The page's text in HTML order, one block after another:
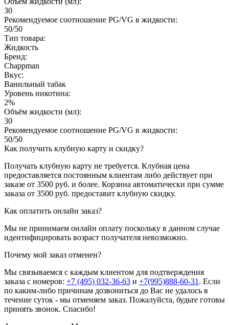
30
Рекомендуемое соотношение PG/VG в жидкости:
50/50
Тип товара:
Жидкость
Бренд:
Chappman
Вкус:
Ванильный табак
Уровень никотина:
2%
Объём жидкости (мл):
30
Рекомендуемое соотношение PG/VG в жидкости:
50/50
Как получить клубную карту и скидку?
Получать клубную карту не требуется. Клубная цена
предоставляется постоянным клиентам либо действует при
заказе от 3500 руб. и более. Корзина автоматически при сумме
заказа от 3500 руб. предоставит клубную скидку.
Как оплатить онлайн заказ?
Мы не принимаем онлайн оплату поскольку в данном случае
идентифицировать возраст получателя невозможно.
Почему мой заказ отменен?
Мы связываемся с каждым клиентом для подтверждения
заказа с номеров: +7 (495) 032-36-63 и +7(995)888-60-31 . Если
по каким-либо причинам дозвониться до Вас не удалось в
течение суток - мы отменяем заказ. Пожалуйста, будьте готовы
принять звонок. Спасибо!